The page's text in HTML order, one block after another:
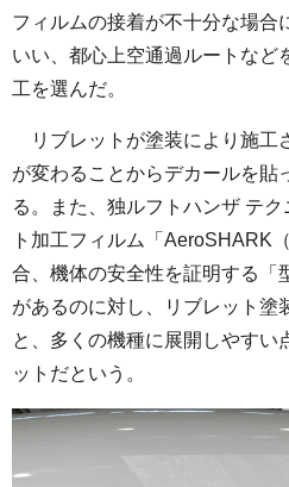
フィルムの接着が不十分な場合
いい、都心上空通過ルートなど
工を選んだ。
リブレットが塗装により施工
が変わることからデカールを貼
る。また、独ルフトハンザ テ
ト加工フィルム「AeroSHARK
合、機体の安全性を証明する「
があるのに対し、リブレット塗
と、多くの機種に展開しやすい
ットだという。